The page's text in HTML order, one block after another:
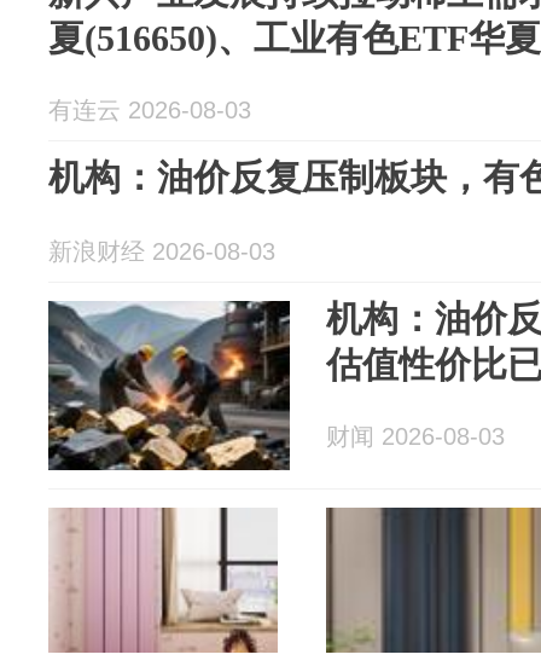
夏(516650)、工业有色ETF华
有连云 2026-08-03
机构：油价反复压制板块，有
新浪财经 2026-08-03
机构：油价
估值性价比
财闻 2026-08-03